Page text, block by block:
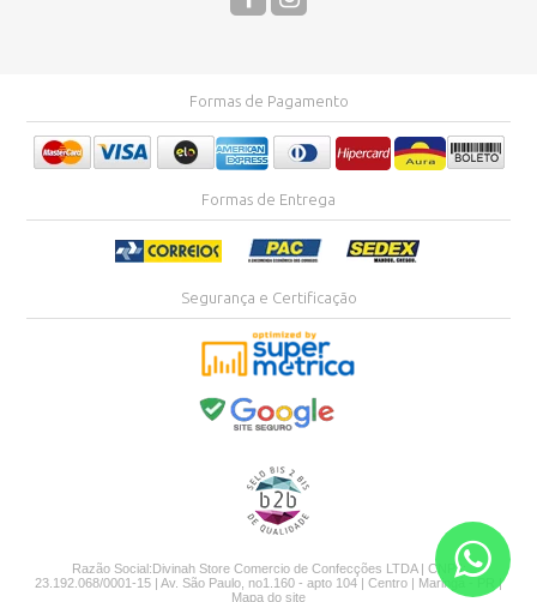
Formas de Pagamento
Formas de Entrega
Segurança e Certificação
Razão Social:Divinah Store Comercio de Confecções LTDA | CNPJ:
23.192.068/0001-15 | Av. São Paulo, no1.160 - apto 104 | Centro | Maringá - PR |
Mapa do site